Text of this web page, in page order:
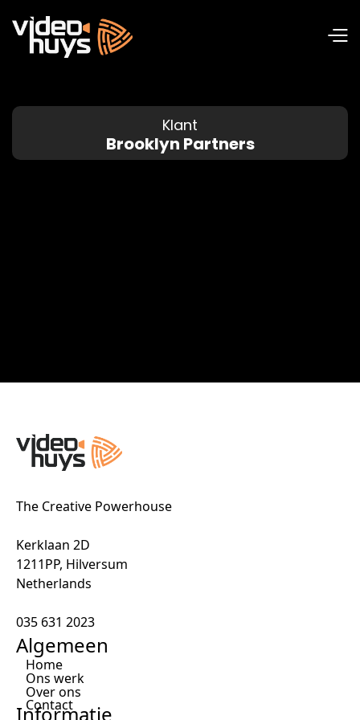
Klant
Brooklyn Partners
The Creative Powerhouse
Kerklaan 2D
1211PP, Hilversum
Netherlands
035 631 2023
Algemeen
Home
Ons werk
Over ons
Contact
Informatie